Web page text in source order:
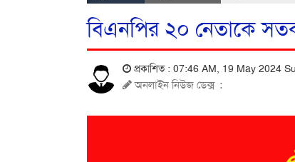
বিএনপির ২০ নেতাকে
প্রকাশিত : 07:46 AM, 19 May 2024
অনলাইন নিউজ ডেক্স :